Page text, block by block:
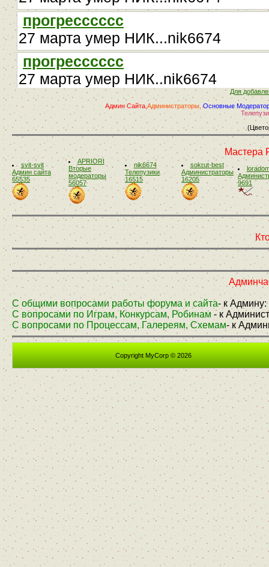
Для
Админ Сайта, Администраторы, Основные
Мастера
svit-svit
Админ сайта
65535
APRIORI
Вторые
модераторы
56057
nik6674
Телепузики
16515
sokrut-best
Администраторы
16205
9691
С общими вопросами работы форума и сайта- к Админу:
С вопросами по Играм, Конкурсам, Робинам - к
С вопросами по Процессам, Галереям, Схемам- к
Copyright MyCorp © 2026